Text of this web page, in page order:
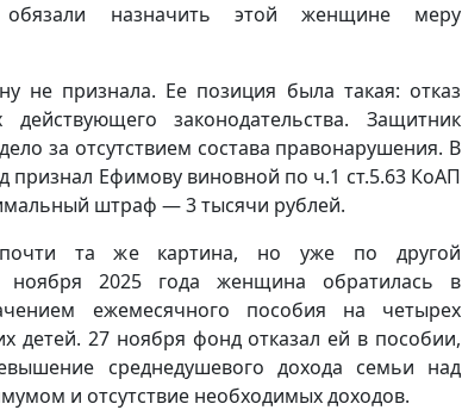
назначить этой женщине меру
не признала. Ее позиция была такая: отказ
законодательства. Защитник
за отсутствием состава правонарушения. В
признал Ефимову виновной по ч.1 ст.5.63 КоАП
штраф — 3 тысячи рублей.
та же картина, но уже по другой
ноября 2025 года женщина обратилась в
ежемесячного пособия на четырех
детей. 27 ноября фонд отказал ей в пособии,
среднедушевого дохода семьи над
и отсутствие необходимых доходов.